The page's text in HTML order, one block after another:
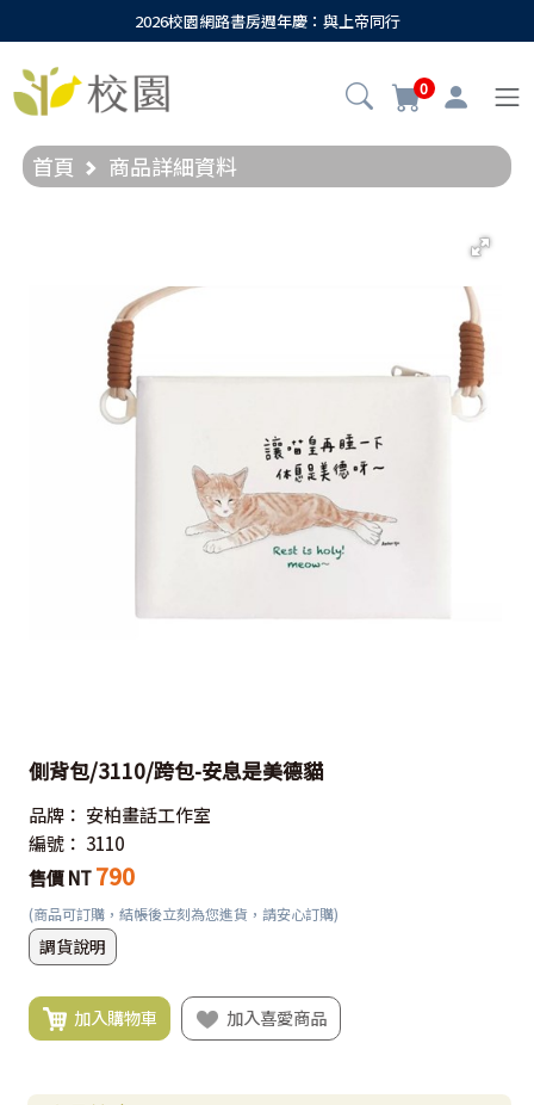
2026校園網路書房週年慶：與上帝同行
0
首頁 商品詳細資料
側背包/3110/跨包-安息是美德貓
品牌： 安柏畫話工作室
編號： 3110
售價 NT 790
(商品可訂購，結帳後立刻為您進貨，請安心訂購)
調貨說明
加入購物車 加入喜愛商品